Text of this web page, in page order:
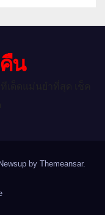
น
by Themeansar.